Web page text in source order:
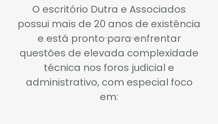
O escritório Dutra e Associados
possui mais de 20 anos de existência
e está pronto para enfrentar
questões de elevada complexidade
técnica nos foros judicial e
administrativo, com especial foco
em: